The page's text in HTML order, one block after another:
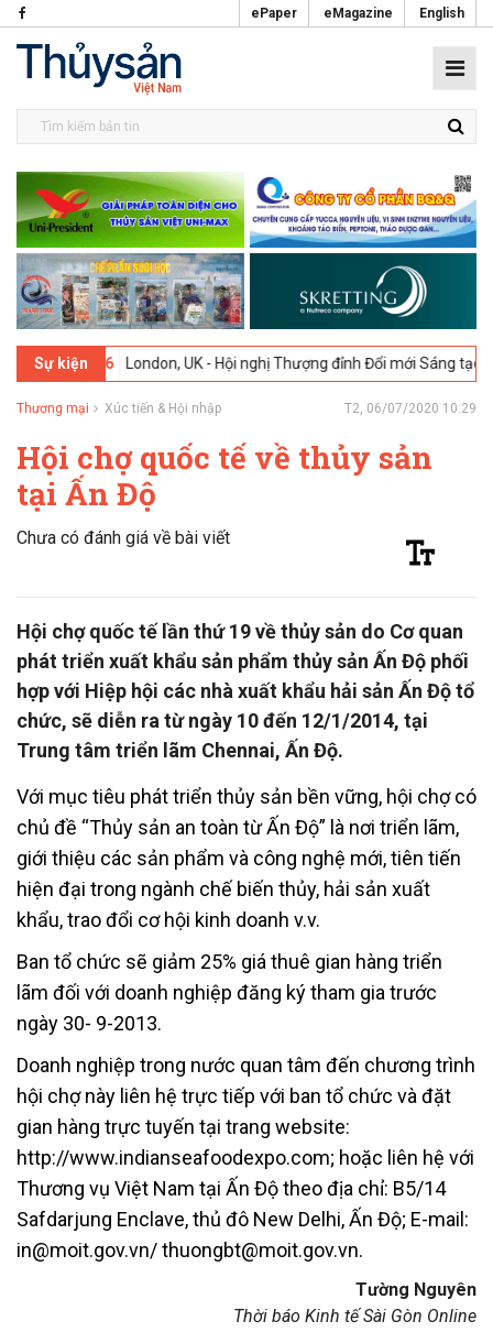
ePaper eMagazine English
Sự kiện
02-2026 London, UK - Hội nghị Thượng đỉnh Đổi mới Sáng tạo trong
Thương mại Xúc tiến & Hội nhập T2, 06/07/2020 10:29
Hội chợ quốc tế về thủy sản
tại Ấn Độ
Chưa có đánh giá về bài viết
Hội chợ quốc tế lần thứ 19 về thủy sản do Cơ quan
phát triển xuất khẩu sản phẩm thủy sản Ấn Độ phối
hợp với Hiệp hội các nhà xuất khẩu hải sản Ấn Độ tổ
chức, sẽ diễn ra từ ngày 10 đến 12/1/2014, tại
Trung tâm triển lãm Chennai, Ấn Độ.
Với mục tiêu phát triển thủy sản bền vững, hội chợ có
chủ đề “Thủy sản an toàn từ Ấn Độ” là nơi triển lãm,
giới thiệu các sản phẩm và công nghệ mới, tiên tiến
hiện đại trong ngành chế biến thủy, hải sản xuất
khẩu, trao đổi cơ hội kinh doanh v.v.
Ban tổ chức sẽ giảm 25% giá thuê gian hàng triển
lãm đối với doanh nghiệp đăng ký tham gia trước
ngày 30- 9-2013.
Doanh nghiệp trong nước quan tâm đến chương trình
hội chợ này liên hệ trực tiếp với ban tổ chức và đặt
gian hàng trực tuyến tại trang website:
http://www.indianseafoodexpo.com; hoặc liên hệ với
Thương vụ Việt Nam tại Ấn Độ theo địa chỉ: B5/14
Safdarjung Enclave, thủ đô New Delhi, Ấn Độ; E-mail:
in@moit.gov.vn/ thuongbt@moit.gov.vn.
Tường Nguyên
Thời báo Kinh tế Sài Gòn Online